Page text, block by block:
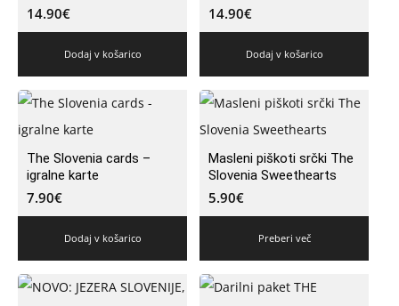
14.90€
Dodaj v košarico
14.90€
Dodaj v košarico
The Slovenia cards –
igralne karte
7.90€
Dodaj v košarico
Masleni piškoti srčki The
Slovenia Sweethearts
5.90€
Preberi več